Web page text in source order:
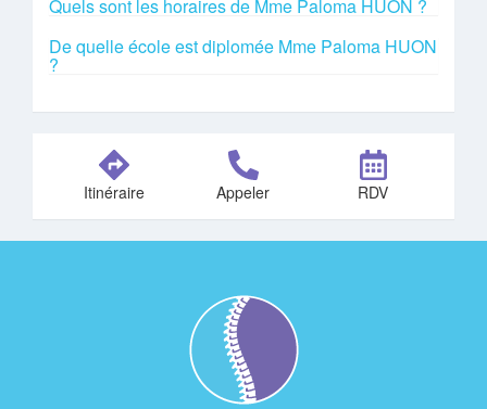
Quels sont les horaires de Mme Paloma HUON ?
De quelle école est diplomée Mme Paloma HUON
?
Itinéraire Appeler RDV